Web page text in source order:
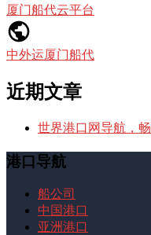
厦门船代云平台
中外运厦门船代
近期文章
世界港口网导航，
港口导航
船公司
中国港口
亚洲港口